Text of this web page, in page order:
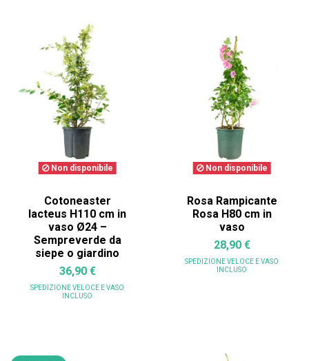
Non disponibile
Cotoneaster
lacteus H110 cm in
vaso Ø24 –
Sempreverde da
siepe o giardino
36,90 €
SPEDIZIONE VELOCE E VASO
INCLUSO
Non disponibile
Rosa Rampicante
Rosa H80 cm in
vaso
28,90 €
SPEDIZIONE VELOCE E VASO
INCLUSO